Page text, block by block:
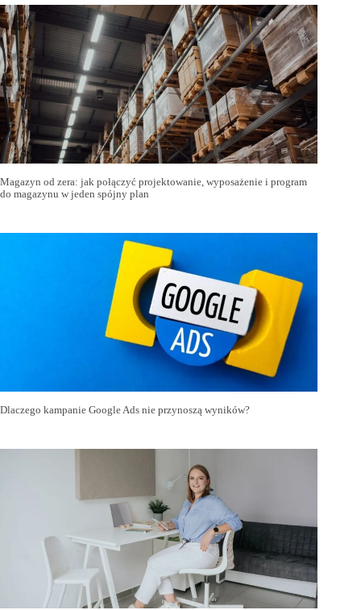
Magazyn od zera: jak połączyć projektowanie, wyposażenie i program
do magazynu w jeden spójny plan
Dlaczego kampanie Google Ads nie przynoszą wyników?